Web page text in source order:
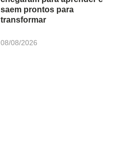
saem prontos para
transformar
08/08/2026